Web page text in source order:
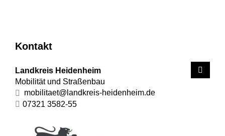
Kontakt
Landkreis Heidenheim
Mobilität und Straßenbau
mobilitaet@landkreis-heidenheim.de
07321 3582-55